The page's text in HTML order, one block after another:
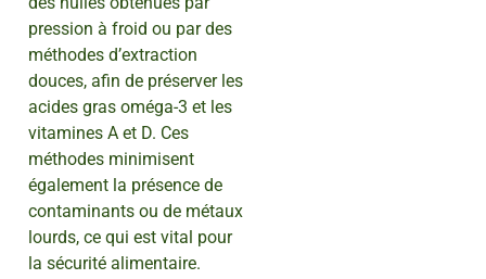
pression à froid ou par des
méthodes d’extraction
douces, afin de préserver les
acides gras oméga-3 et les
vitamines A et D. Ces
méthodes minimisent
également la présence de
contaminants ou de métaux
lourds, ce qui est vital pour
la sécurité alimentaire.